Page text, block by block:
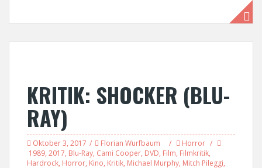
KRITIK: SHOCKER (BLU-
RAY)
Oktober 3, 2017 Florian Wurfbaum
Horror
1989, 2017, Blu-Ray, Cami Cooper, DVD, Film, Filmkritik,
Hardrock, Horror, Kino, Kritik, Michael Murphy, Mitch Pileggi,